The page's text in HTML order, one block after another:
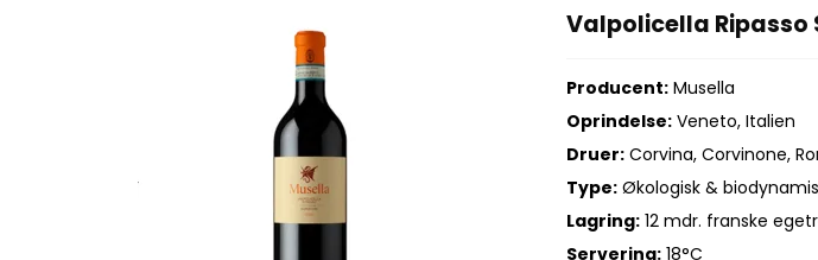
Valpolicella Ripasso
Producent: Musella
Oprindelse: Veneto, Italien
Druer: Corvina, Corvinone,
Type: Økologisk &
Lagring: 12 mdr. franske
Servering: 18°C